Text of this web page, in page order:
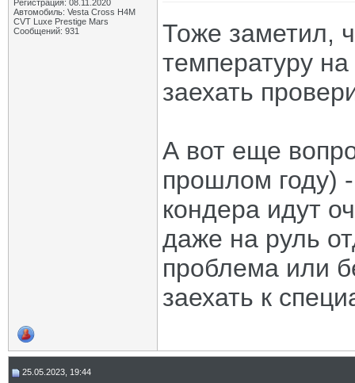
Регистрация: 08.11.2020
Автомобиль: Vesta Cross H4M
CVT Luxe Prestige Mars
Сообщений: 931
Тоже заметил,
температуру
заехать
А вот еще
прошлом году)
кондера идут
даже на руль
проблема или
заехать к
25.05.2023, 19:44